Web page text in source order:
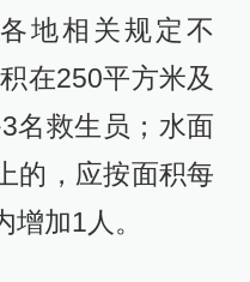
地相关规定不
在250平方米及
名救生员；水面
的，应按面积每
加1人。